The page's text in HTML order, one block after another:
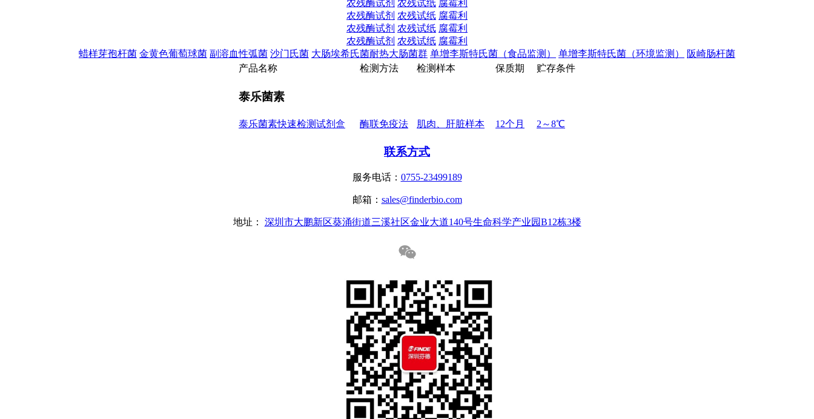
农残酶试剂 农残试纸 腐霉利
农残酶试剂 农残试纸 腐霉利
农残酶试剂 农残试纸 腐霉利
农残酶试剂 农残试纸 腐霉利
蜡样芽孢杆菌 金黄色葡萄球菌 副溶血性弧菌 沙门氏菌 大肠埃希氏菌耐热大肠菌群 单增李斯特氏菌（食品监测） 单增李斯特氏菌（环境监测）
阪崎肠杆菌
产品名称 检测方法 检测样本 保质期 贮存条件
泰乐菌素
泰乐菌素快速检测试剂盒 酶联免疫法 肌肉、肝脏样本 12个月 2～8℃
联系方式
服务电话： 0755-23499189
邮箱： sales@finderbio.com
地址： 深圳市大鹏新区葵涌街道三溪社区金业大道140号生命科学产业园B12栋3楼